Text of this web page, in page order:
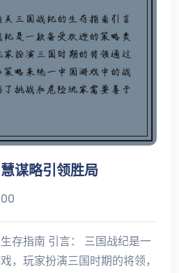
谋略引领胜局
存指南 引言： 三国战纪是一
，玩家扮演三国时期的将领，